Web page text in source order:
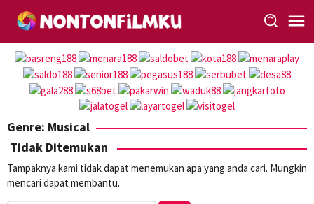
Genre: Musical
Tidak Ditemukan
Tampaknya kami tidak dapat menemukan apa yang anda cari. Mungkin
mencari dapat membantu.